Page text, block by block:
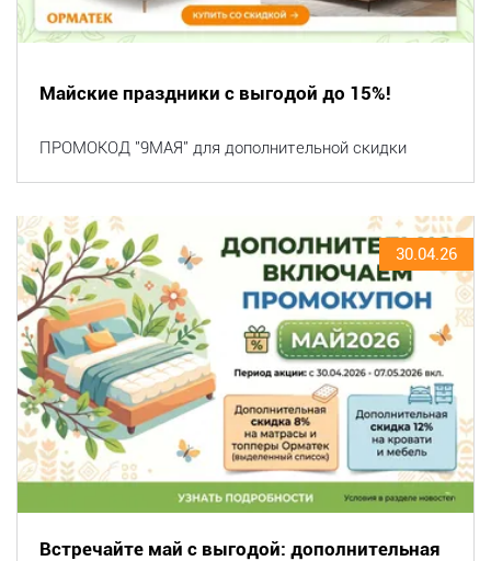
Майские праздники с выгодой до 15%!
ПРОМОКОД "9МАЯ" для дополнительной скидки
30.04.26
Встречайте май с выгодой: дополнительная